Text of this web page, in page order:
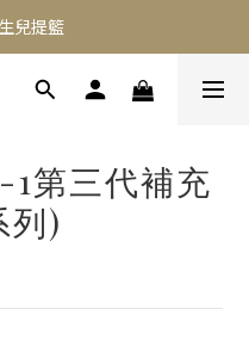
驗活動⭐️
兒提籃
驗活動⭐️
第三代補充
列)